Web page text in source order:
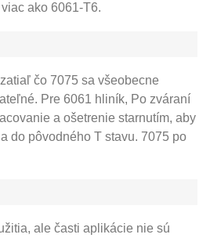
ako 6061-T6.
čo 7075 sa všeobecne
Pre 6061 hliník, Po zváraní
a ošetrenie starnutím, aby
do pôvodného T stavu. 7075 po
ale časti aplikácie nie sú